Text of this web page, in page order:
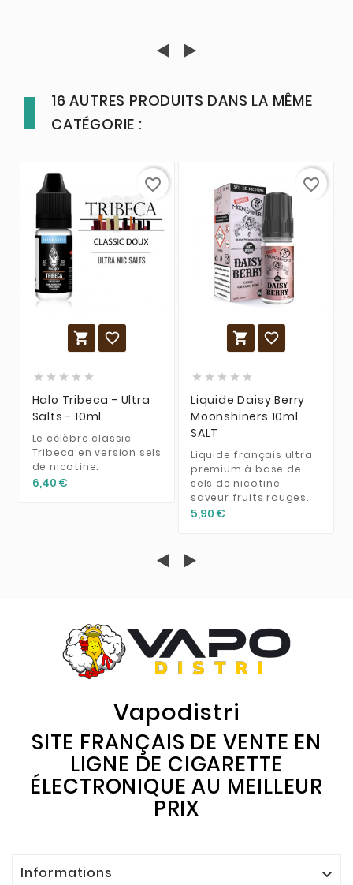
16 AUTRES PRODUITS DANS LA MÊME
CATÉGORIE :
 
    
Halo Tribeca - Ultra
Salts - 10ml
Le célèbre classic
Tribeca en version sels
de nicotine.
6,40 €
favorite_border
 
    
Liquide Daisy Berry
Moonshiners 10ml
SALT
Liquide français ultra
premium à base de
sels de nicotine
saveur fruits rouges.
5,90 €
favorite_border
Vapodistri
SITE FRANÇAIS DE VENTE EN
LIGNE DE CIGARETTE
ÉLECTRONIQUE AU MEILLEUR
PRIX
Informations 